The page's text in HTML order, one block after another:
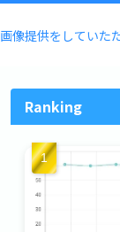
画像提供をしていた
Ranking